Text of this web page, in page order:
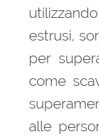
estrusi,
per
come
alle